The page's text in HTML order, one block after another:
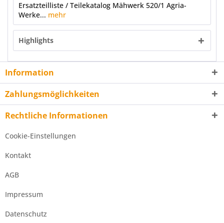
Ersatzteilliste / Teilekatalog Mähwerk 520/1 Agria-
Werke... mehr
Highlights
Information
Zahlungsmöglichkeiten
Rechtliche Informationen
Cookie-Einstellungen
Kontakt
AGB
Impressum
Datenschutz